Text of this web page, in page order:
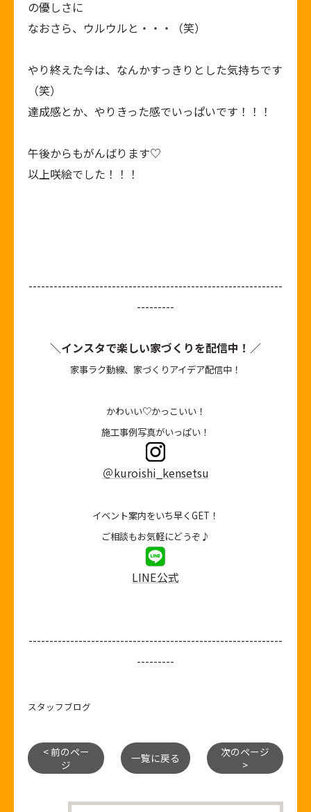
の優しさに
なおさら、ウルウルと・・・（笑）
やり終えた今は、なんかすっきりとした気持ちです
（笑）
達成感とか、やりきった感でいっぱいです！！！
午後からもがんばります♡
以上咲絵でした！！！
-------------------------------------------------------------
---------
＼インスタで楽しい家づくりを配信中！／
家事ラク動線、家づくりアイデア配信中！
かわいい♡かっこいい！
施工事例写真がいっぱい！
＠kuroishi_kensetsu
イベント案内をいち早くGET！
ご相談もお気軽にどうぞ♪
LINE公式
-------------------------------------------------------------
---------
スタッフブログ
< 前のペー
ジ
一覧に戻る
次のページ
>